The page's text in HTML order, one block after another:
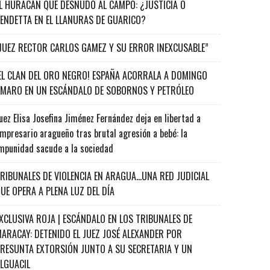
HURACÁN QUE DESNUDÓ AL CAMPO: ¿JUSTICIA O
EN EL LLANURAS DE GUARICO?
RECTOR CARLOS GAMEZ Y SU ERROR INEXCUSABLE”
CLAN DEL ORO NEGRO! ESPAÑA ACORRALA A DOMINGO
EN UN ESCÁNDALO DE SOBORNOS Y PETRÓLEO
Elisa Josefina Jiménez Fernández deja en libertad a
aragueño tras brutal agresión a bebé: la
sacude a la sociedad
DE VIOLENCIA EN ARAGUA…UNA RED JUDICIAL
OPERA A PLENA LUZ DEL DÍA
ROJA | ESCÁNDALO EN LOS TRIBUNALES DE
DETENIDO EL JUEZ JOSÉ ALEXANDER POR
EXTORSIÓN JUNTO A SU SECRETARIA Y UN